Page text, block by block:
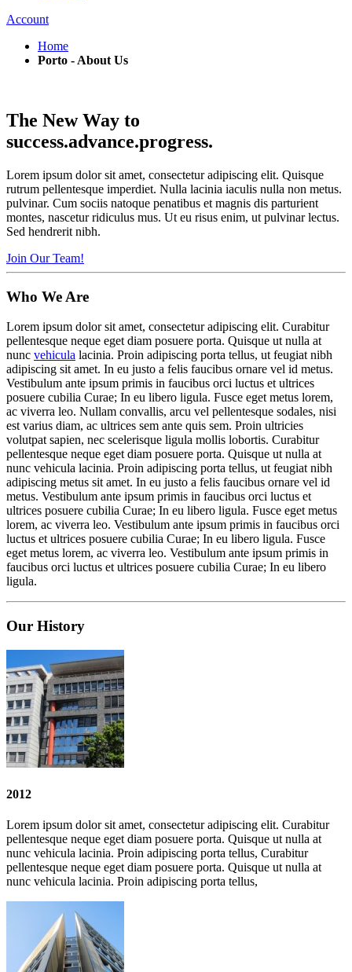
Account
Home
Porto - About Us
The New Way to
success.advance.progress.
Lorem ipsum dolor sit amet, consectetur adipiscing elit. Quisque
rutrum pellentesque imperdiet. Nulla lacinia iaculis nulla non metus.
pulvinar. Cum sociis natoque penatibus et magnis dis parturient
montes, nascetur ridiculus mus. Ut eu risus enim, ut pulvinar lectus.
Sed hendrerit nibh.
Join Our Team!
Who We Are
Lorem ipsum dolor sit amet, consectetur adipiscing elit. Curabitur
pellentesque neque eget diam posuere porta. Quisque ut nulla at
nunc vehicula lacinia. Proin adipiscing porta tellus, ut feugiat nibh
adipiscing sit amet. In eu justo a felis faucibus ornare vel id metus.
Vestibulum ante ipsum primis in faucibus orci luctus et ultrices
posuere cubilia Curae; In eu libero ligula. Fusce eget metus lorem,
ac viverra leo. Nullam convallis, arcu vel pellentesque sodales, nisi
est varius diam, ac ultrices sem ante quis sem. Proin ultricies
volutpat sapien, nec scelerisque ligula mollis lobortis. Curabitur
pellentesque neque eget diam posuere porta. Quisque ut nulla at
nunc vehicula lacinia. Proin adipiscing porta tellus, ut feugiat nibh
adipiscing metus sit amet. In eu justo a felis faucibus ornare vel id
metus. Vestibulum ante ipsum primis in faucibus orci luctus et
ultrices posuere cubilia Curae; In eu libero ligula. Fusce eget metus
lorem, ac viverra leo. Vestibulum ante ipsum primis in faucibus orci
luctus et ultrices posuere cubilia Curae; In eu libero ligula. Fusce
eget metus lorem, ac viverra leo. Vestibulum ante ipsum primis in
faucibus orci luctus et ultrices posuere cubilia Curae; In eu libero
ligula.
Our History
2012
Lorem ipsum dolor sit amet, consectetur adipiscing elit. Curabitur
pellentesque neque eget diam posuere porta. Quisque ut nulla at
nunc vehicula lacinia. Proin adipiscing porta tellus, Curabitur
pellentesque neque eget diam posuere porta. Quisque ut nulla at
nunc vehicula lacinia. Proin adipiscing porta tellus,